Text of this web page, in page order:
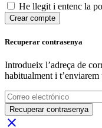
He llegit i entenc la
Crear compte
Recuperar contrasenya
Introdueix l’adreça de
habitualment i t’enviarem
Recuperar contrasenya
close